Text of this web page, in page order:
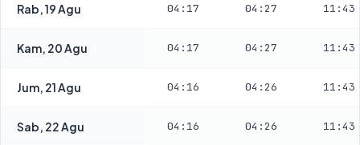
Rab, 19 Agu 04:17 04:27 11:43
Kam, 20 Agu 04:17 04:27 11:43
Jum, 21 Agu 04:16 04:26 11:43
Sab, 22 Agu 04:16 04:26 11:43